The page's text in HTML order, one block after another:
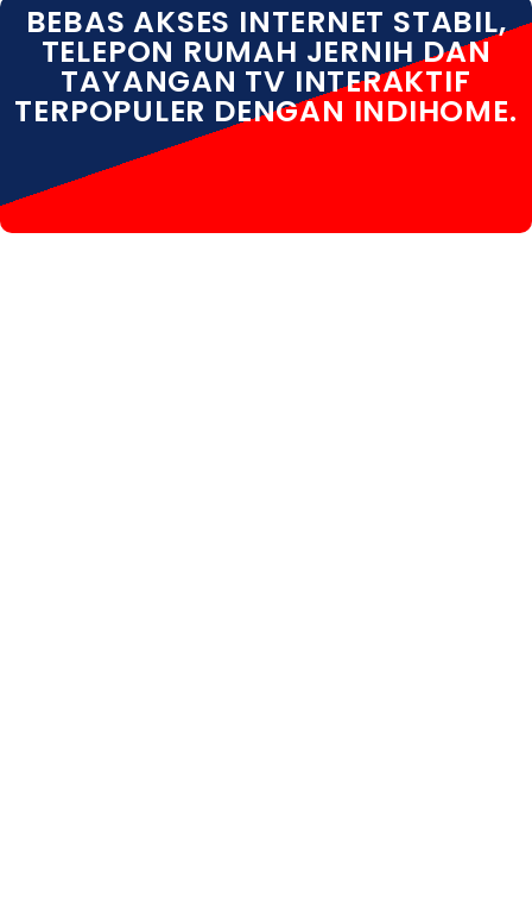
BEBAS AKSES INTERNET STABIL,
TELEPON RUMAH JERNIH DAN
TAYANGAN TV INTERAKTIF
TERPOPULER DENGAN INDIHOME.